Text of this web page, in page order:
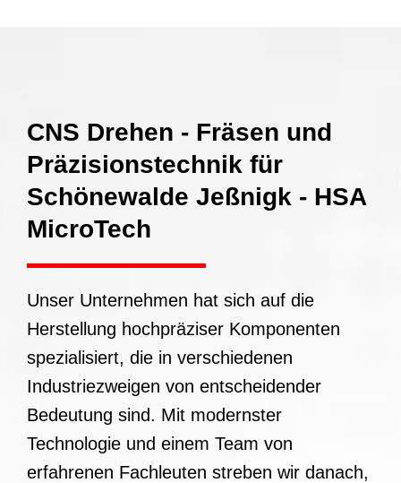
CNS Drehen - Fräsen und
Präzisionstechnik für
Schönewalde Jeßnigk - HSA
MicroTech
Unser Unternehmen hat sich auf die
Herstellung hochpräziser Komponenten
spezialisiert, die in verschiedenen
Industriezweigen von entscheidender
Bedeutung sind. Mit modernster
Technologie und einem Team von
erfahrenen Fachleuten streben wir danach,